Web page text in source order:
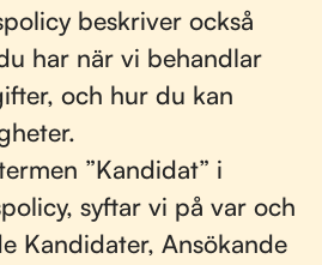
beskriver också
har när vi behandlar
och hur du kan
”Kandidat” i
syftar vi på var och
Kandidater, Ansökande